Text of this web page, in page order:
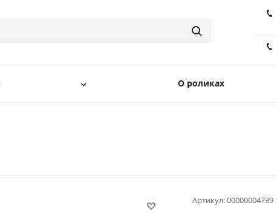
О роликах
Артикул:00000004739